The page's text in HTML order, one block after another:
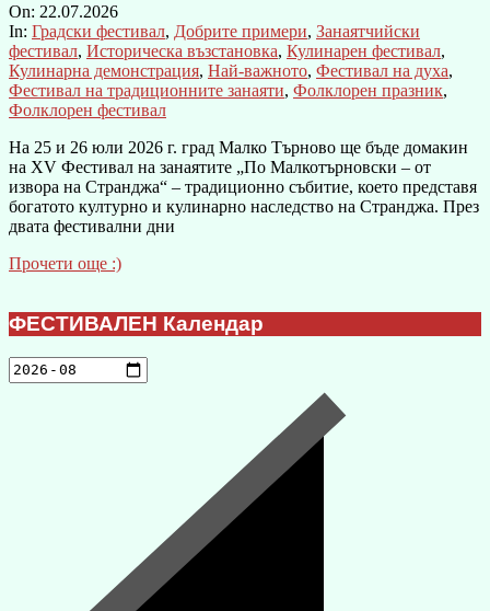
On: 22.07.2026
In: Градски фестивал, Добрите примери, Занаятчийски
фестивал, Историческа възстановка, Кулинарен фестивал,
Кулинарна демонстрация, Най-важното, Фестивал на духа,
Фестивал на традиционните занаяти, Фолклорен празник,
Фолклорен фестивал
На 25 и 26 юли 2026 г. град Малко Търново ще бъде домакин
на XV Фестивал на занаятите „По Малкотърновски – от
извора на Странджа“ – традиционно събитие, което представя
богатото културно и кулинарно наследство на Странджа. През
двата фестивални дни
Прочети още :)
ФЕСТИВАЛЕН Календар